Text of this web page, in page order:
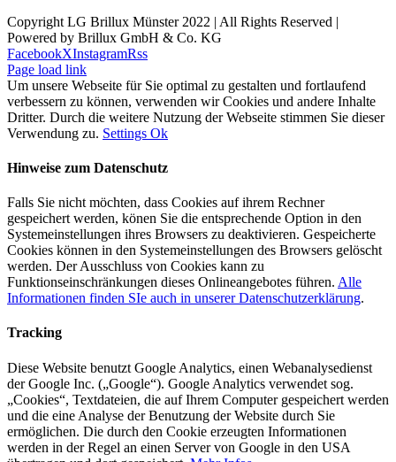
Copyright LG Brillux Münster 2022 | All Rights Reserved |
Powered by Brillux GmbH & Co. KG
FacebookXInstagramRss
Page load link
Um unsere Webseite für Sie optimal zu gestalten und fortlaufend
verbessern zu können, verwenden wir Cookies und andere Inhalte
Dritter. Durch die weitere Nutzung der Webseite stimmen Sie dieser
Verwendung zu. Settings Ok
Hinweise zum Datenschutz
Falls Sie nicht möchten, dass Cookies auf ihrem Rechner
gespeichert werden, könen Sie die entsprechende Option in den
Systemeinstellungen ihres Browsers zu deaktivieren. Gespeicherte
Cookies können in den Systemeinstellungen des Browsers gelöscht
werden. Der Ausschluss von Cookies kann zu
Funktionseinschränkungen dieses Onlineangebotes führen. Alle
Informationen finden SIe auch in unserer Datenschutzerklärung.
Tracking
Diese Website benutzt Google Analytics, einen Webanalysedienst
der Google Inc. („Google“). Google Analytics verwendet sog.
„Cookies“, Textdateien, die auf Ihrem Computer gespeichert werden
und die eine Analyse der Benutzung der Website durch Sie
ermöglichen. Die durch den Cookie erzeugten Informationen
werden in der Regel an einen Server von Google in den USA